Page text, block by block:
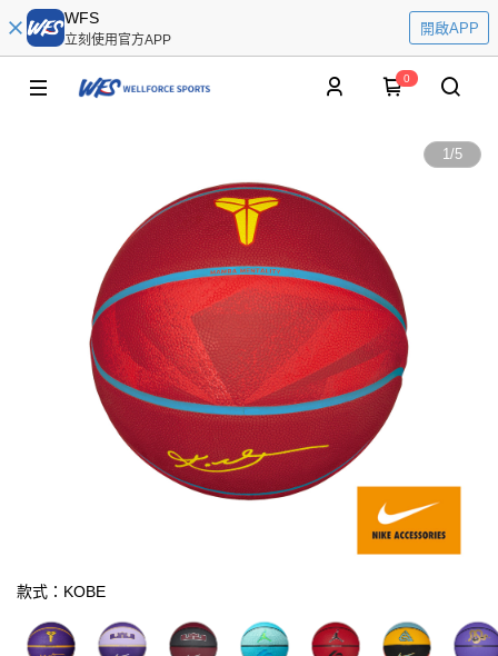
WFS
立刻使用官方APP
開啟APP
0
1/5
款式：KOBE